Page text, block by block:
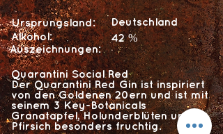
Ursprungsland:
Deutschland
Alkohol:
42 %
Auszeichnungen:
Quarantini Social Red
Der Quarantini Red Gin ist inspiriert
von den Goldenen 20ern und ist mit
seinem 3 Key-Botanicals
Granatapfel, Holunderblüten und
Pfirsich besonders fruchtig.